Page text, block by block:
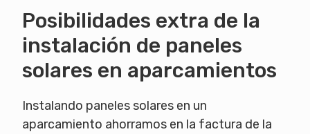
Posibilidades extra de la
instalación de paneles
solares en aparcamientos
Instalando paneles solares en un
aparcamiento ahorramos en la factura de la